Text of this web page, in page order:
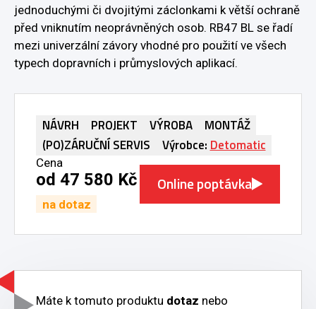
jednoduchými či dvojitými záclonkami k větší ochraně
před vniknutím neoprávněných osob. RB47 BL se řadí
mezi univerzální závory vhodné pro použití ve všech
typech dopravních i průmyslových aplikací.
NÁVRH PROJEKT VÝROBA
MONTÁŽ
(PO)ZÁRUČNÍ SERVIS
Výrobce:Detomatic
Cena
od 47 580 Kč
na dotaz
Online poptávka
Máte k tomuto produktu dotaz nebo